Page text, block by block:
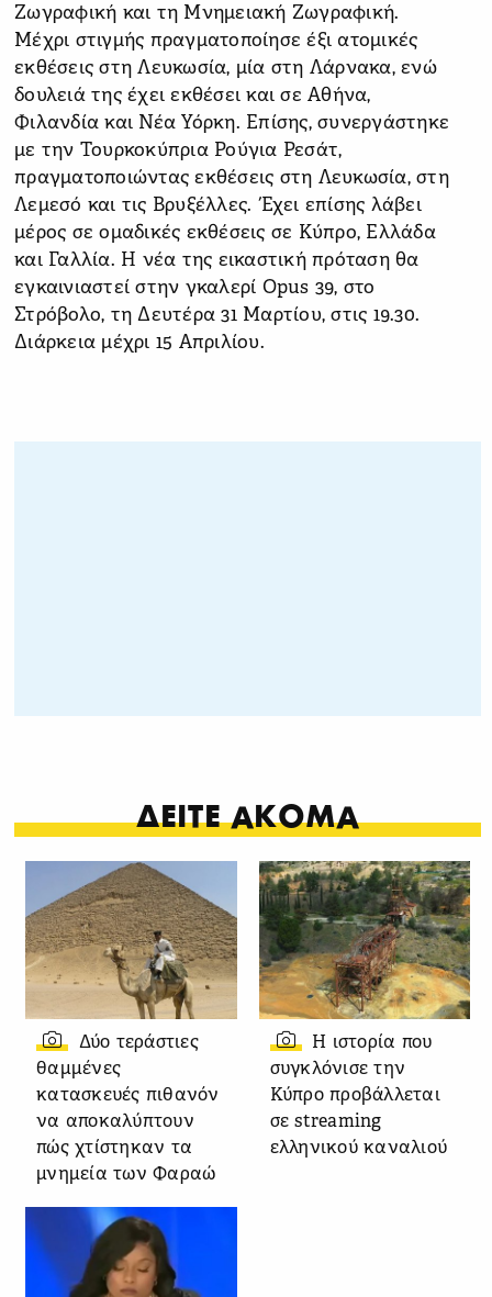
Ζωγραφική και τη Μνημειακή Ζωγραφική.
Μέχρι στιγμής πραγματοποίησε έξι ατομικές
εκθέσεις στη Λευκωσία, μία στη Λάρνακα, ενώ
δουλειά της έχει εκθέσει και σε Αθήνα,
Φιλανδία και Νέα Υόρκη. Επίσης, συνεργάστηκε
με την Τουρκοκύπρια Ρούγια Ρεσάτ,
πραγματοποιώντας εκθέσεις στη Λευκωσία, στη
Λεμεσό και τις Βρυξέλλες. Έχει επίσης λάβει
μέρος σε ομαδικές εκθέσεις σε Κύπρο, Ελλάδα
και Γαλλία. Η νέα της εικαστική πρόταση θα
εγκαινιαστεί στην γκαλερί Opus 39, στο
Στρόβολο, τη Δευτέρα 31 Μαρτίου, στις 19.30.
Διάρκεια μέχρι 15 Απριλίου.
ΔΕΙΤΕ ΑΚΟΜΑ
Δύο τεράστιες
θαμμένες
κατασκευές πιθανόν
να αποκαλύπτουν
πώς χτίστηκαν τα
μνημεία των Φαραώ
Η ιστορία που
συγκλόνισε την
Κύπρο προβάλλεται
σε streaming
ελληνικού καναλιού